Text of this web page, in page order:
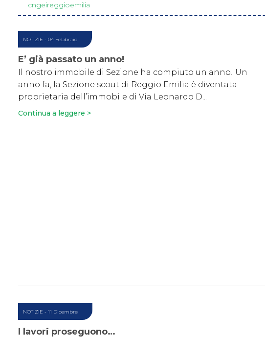
cngeireggioemilia
NOTIZIE - 04 Febbraio
E’ già passato un anno!
Il nostro immobile di Sezione ha compiuto un anno! Un
anno fa, la Sezione scout di Reggio Emilia è diventata
proprietaria dell’immobile di Via Leonardo D...
Continua a leggere >
NOTIZIE - 11 Dicembre
I lavori proseguono…